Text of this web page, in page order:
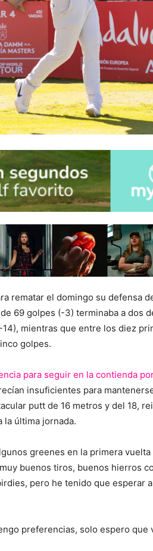
rematar el domingo su defensa
69 golpes (-3) terminaba a dos
mientras que entre los diez
golpes.
para seguir en la contienda
insuficientes para
putt de 16 metros y del 18,
la última jornada.
greenes en la primera vuelta
buenos tiros, buenos hierros
pero he tenido que esperar
preferencias, solo espero que